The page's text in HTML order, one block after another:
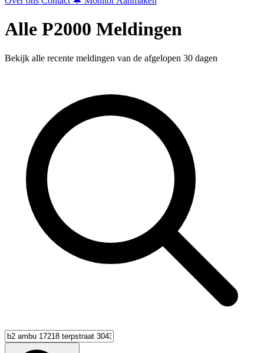
Alle P2000 Meldingen
Bekijk alle recente meldingen van de afgelopen 30 dagen